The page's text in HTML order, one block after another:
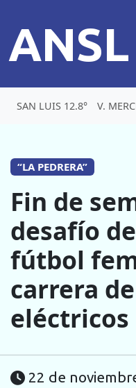
ANSL
SAN LUIS 12.8° V.
“LA PEDRERA”
Fin de
desafío
fútbol
carrera
eléctricos
22 de